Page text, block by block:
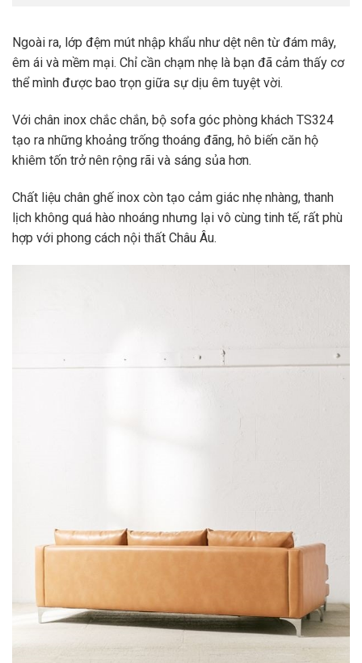
Ngoài ra, lớp đệm mút nhập khẩu như dệt nên từ đám mây,
êm ái và mềm mại. Chỉ cần chạm nhẹ là bạn đã cảm thấy cơ
thể mình được bao trọn giữa sự dịu êm tuyệt vời.
Với chân inox chắc chắn, bộ sofa góc phòng khách TS324
tạo ra những khoảng trống thoáng đãng, hô biến căn hộ
khiêm tốn trở nên rộng rãi và sáng sủa hơn.
Chất liệu chân ghế inox còn tạo cảm giác nhẹ nhàng, thanh
lịch không quá hào nhoáng nhưng lại vô cùng tinh tế, rất phù
hợp với phong cách nội thất Châu Âu.